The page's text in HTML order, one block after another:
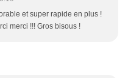
et super rapide en plus !
merci !!! Gros bisous !